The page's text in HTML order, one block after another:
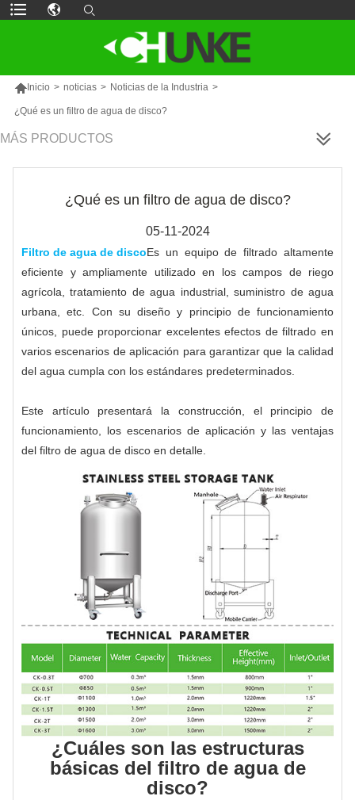
Inicio > noticias > Noticias de la Industria >
¿Qué es un filtro de agua de disco?
MÁS PRODUCTOS
¿Qué es un filtro de agua de disco?
05-11-2024
Filtro de agua de discoEs un equipo de filtrado altamente
eficiente y ampliamente utilizado en los campos de riego
agrícola, tratamiento de agua industrial, suministro de agua
urbana, etc. Con su diseño y principio de funcionamiento
únicos, puede proporcionar excelentes efectos de filtrado en
varios escenarios de aplicación para garantizar que la calidad
del agua cumpla con los estándares predeterminados.
Este artículo presentará la construcción, el principio de
funcionamiento, los escenarios de aplicación y las ventajas
del filtro de agua de disco en detalle.
¿Cuáles son las estructuras
básicas del filtro de agua de
disco?